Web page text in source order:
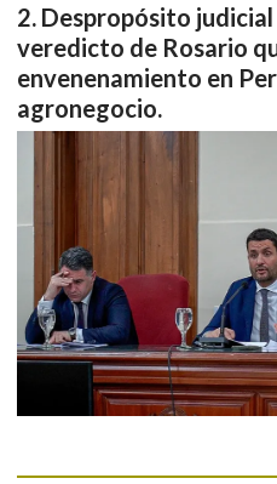
Despropósito
veredicto de Rosario
envenenamiento en
agronegocio.